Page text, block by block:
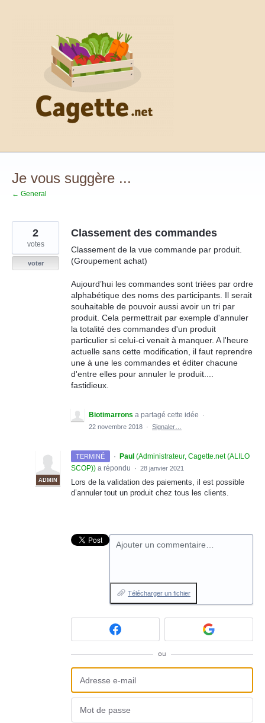
Je vous suggère ...
← General
Classement des commandes
Classement de la vue commande par produit.
(Groupement achat)
Aujourd’hui les commandes sont triées par ordre
alphabétique des noms des participants. Il serait
souhaitable de pouvoir aussi avoir un tri par
produit. Cela permettrait par exemple d'annuler
la totalité des commandes d'un produit
particulier si celui-ci venait à manquer. A l'heure
actuelle sans cette modification, il faut reprendre
une à une les commandes et éditer chacune
d'entre elles pour annuler le produit....
fastidieux.
2
votes
voter
Biotimarrons a partagé cette idée
·
22 novembre 2018 · Signaler…
TERMINÉ ·
ADMIN
Paul (Administrateur, Cagette.net (ALILO
SCOP)) a répondu · 28 janvier 2021
Lors de la validation des paiements, il est possible
d’annuler tout un produit chez tous les clients.
Ajouter un commentaire…
Télécharger un fichier
ou